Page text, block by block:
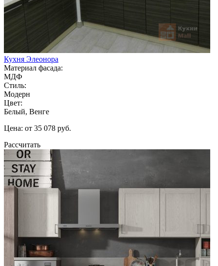
Кухня Элеонора
Материал фасада:
МДФ
Стиль:
Модерн
Цвет:
Белый, Венге
Цена: от 35 078 руб.
Рассчитать